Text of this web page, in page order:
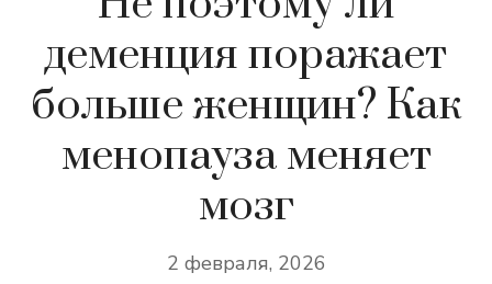
деменция поражает
больше женщин? Как
менопауза меняет
мозг
2 февраля, 2026